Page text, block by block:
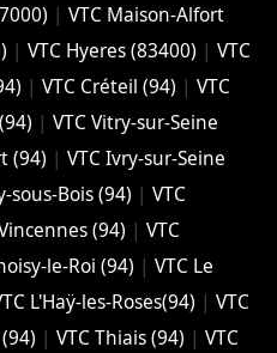
| VTC Maison-Alfort
| VTC Hyeres (‎83400) | VTC
| VTC Créteil (94) | VTC
| VTC Vitry-sur-Seine
(94) |VTC Ivry-sur-Seine
sous-Bois (94) | VTC
(94) | VTC
le-Roi (94) | VTC Le
L'Haÿ-les-Roses(94) | VTC
| VTC Thiais (94) | VTC